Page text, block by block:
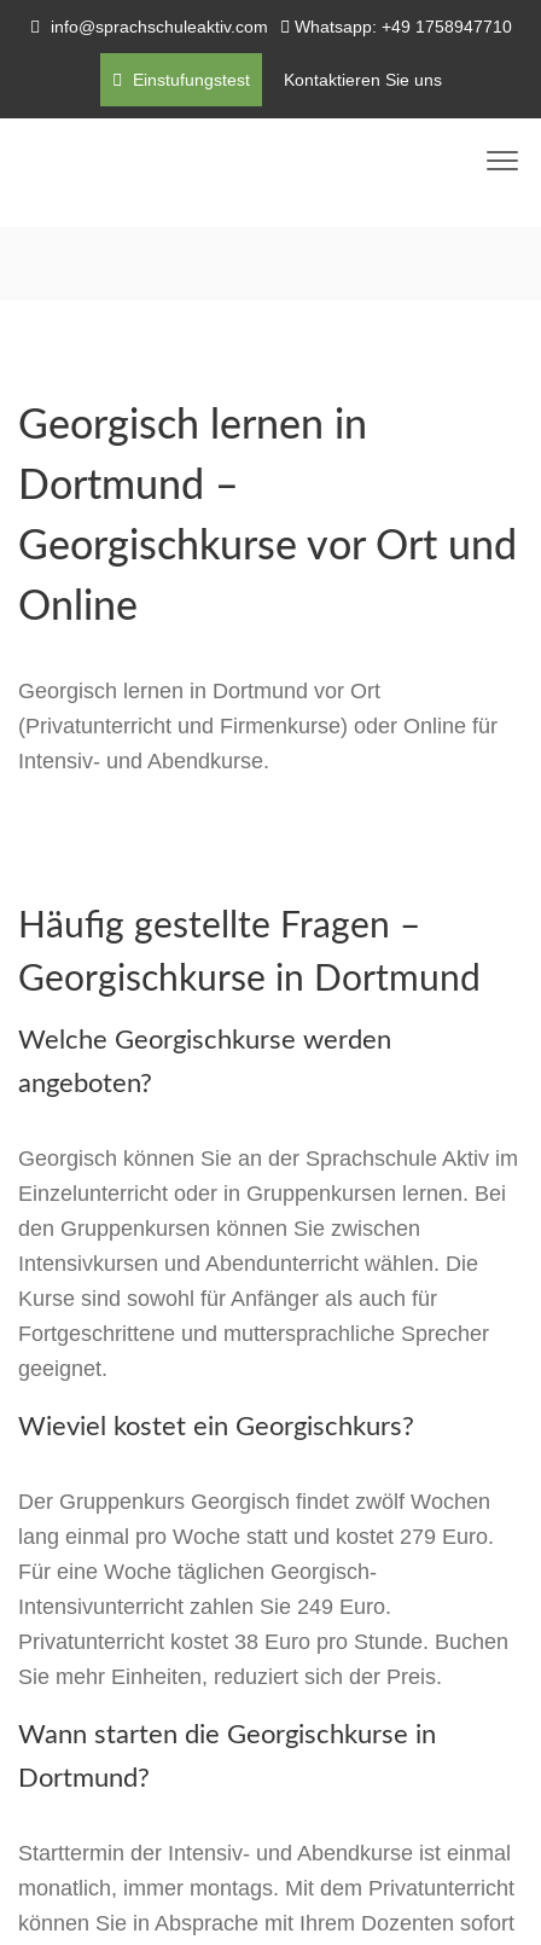
info@sprachschuleaktiv.com Whatsapp: +49 1758947710
Einstufungstest Kontaktieren Sie uns
Georgisch lernen in
Dortmund –
Georgischkurse vor Ort und
Online
Georgisch lernen in Dortmund vor Ort
(Privatunterricht und Firmenkurse) oder Online für
Intensiv- und Abendkurse.
Häufig gestellte Fragen –
Georgischkurse in Dortmund
Welche Georgischkurse werden
angeboten?
Georgisch können Sie an der Sprachschule Aktiv im
Einzelunterricht oder in Gruppenkursen lernen. Bei
den Gruppenkursen können Sie zwischen
Intensivkursen und Abendunterricht wählen. Die
Kurse sind sowohl für Anfänger als auch für
Fortgeschrittene und muttersprachliche Sprecher
geeignet.
Wieviel kostet ein Georgischkurs?
Der Gruppenkurs Georgisch findet zwölf Wochen
lang einmal pro Woche statt und kostet 279 Euro.
Für eine Woche täglichen Georgisch-
Intensivunterricht zahlen Sie 249 Euro.
Privatunterricht kostet 38 Euro pro Stunde. Buchen
Sie mehr Einheiten, reduziert sich der Preis.
Wann starten die Georgischkurse in
Dortmund?
Starttermin der Intensiv- und Abendkurse ist einmal
monatlich, immer montags. Mit dem Privatunterricht
können Sie in Absprache mit Ihrem Dozenten sofort